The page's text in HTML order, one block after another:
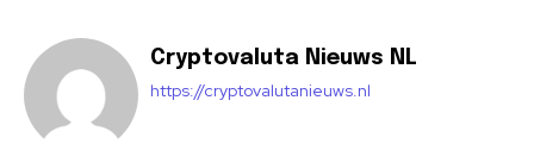
Cryptovaluta Nieuws NL
https://cryptovalutanieuws.nl